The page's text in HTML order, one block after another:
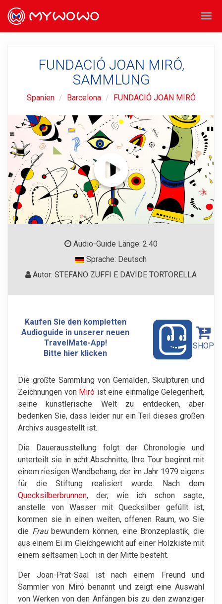
FUNDACIÓ JOAN MIRÓ,
SAMMLUNG
Spanien Barcelona FUNDACIÓ JOAN MIRÓ
Audio-Guide Länge: 2.40
Sprache: Deutsch
Autor: STEFANO ZUFFI E DAVIDE TORTORELLA
Kaufen Sie den kompletten
Audioguide in unserer neuen
TravelMate-App!
Bitte hier klicken
SHOP
Die größte Sammlung von Gemälden, Skulpturen und
Zeichnungen von Miró ist eine einmalige Gelegenheit,
seine künstlerische Welt zu entdecken, aber
bedenken Sie, dass leider nur ein Teil dieses großen
Archivs ausgestellt ist.
Die Dauerausstellung folgt der Chronologie und
unterteilt sie in acht Abschnitte; Ihre Tour beginnt mit
einem riesigen Wandbehang, der im Jahr 1979 eigens
für die Stiftung realisiert wurde. Nach dem
Quecksilberbrunnen, der, wie ich schon sagte,
anstelle von Wasser mit Quecksilber gefüllt ist,
kommen sie in einen weiten, offenen Raum, wo Sie
die Fraubewundern können, eine Bronzeplastik, die
aus einem Ei im Gleichgewicht auf einer Holzkiste mit
einem seltsamen Loch in der Mitte besteht.
Der Joan-Prat-Saal ist nach einem Freund und
Sammler von Miró benannt und zeigt eine Auswahl
von Werken von den Anfängen bis zu den zwanziger